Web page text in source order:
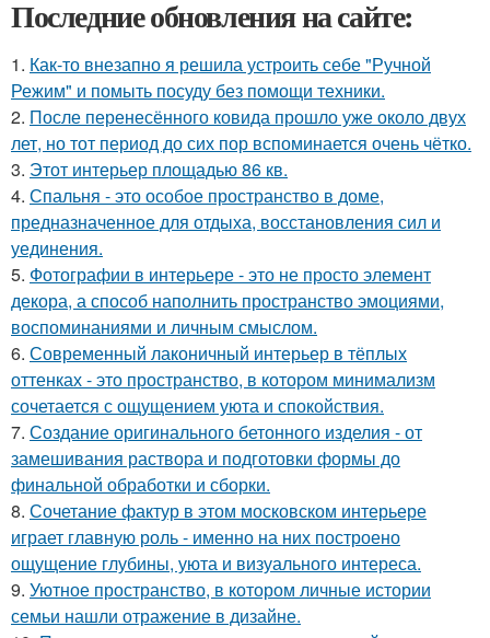
Последние обновления на сайте:
1. Как-то внезапно я решила устроить себе "Ручной
Режим" и помыть посуду без помощи техники.
2. После перенесённого ковида прошло уже около двух
лет, но тот период до сих пор вспоминается очень чётко.
3. Этот интерьер площадью 86 кв.
4. Спальня - это особое пространство в доме,
предназначенное для отдыха, восстановления сил и
уединения.
5. Фотографии в интерьере - это не просто элемент
декора, а способ наполнить пространство эмоциями,
воспоминаниями и личным смыслом.
6. Современный лаконичный интерьер в тёплых
оттенках - это пространство, в котором минимализм
сочетается с ощущением уюта и спокойствия.
7. Создание оригинального бетонного изделия - от
замешивания раствора и подготовки формы до
финальной обработки и сборки.
8. Сочетание фактур в этом московском интерьере
играет главную роль - именно на них построено
ощущение глубины, уюта и визуального интереса.
9. Уютное пространство, в котором личные истории
семьи нашли отражение в дизайне.